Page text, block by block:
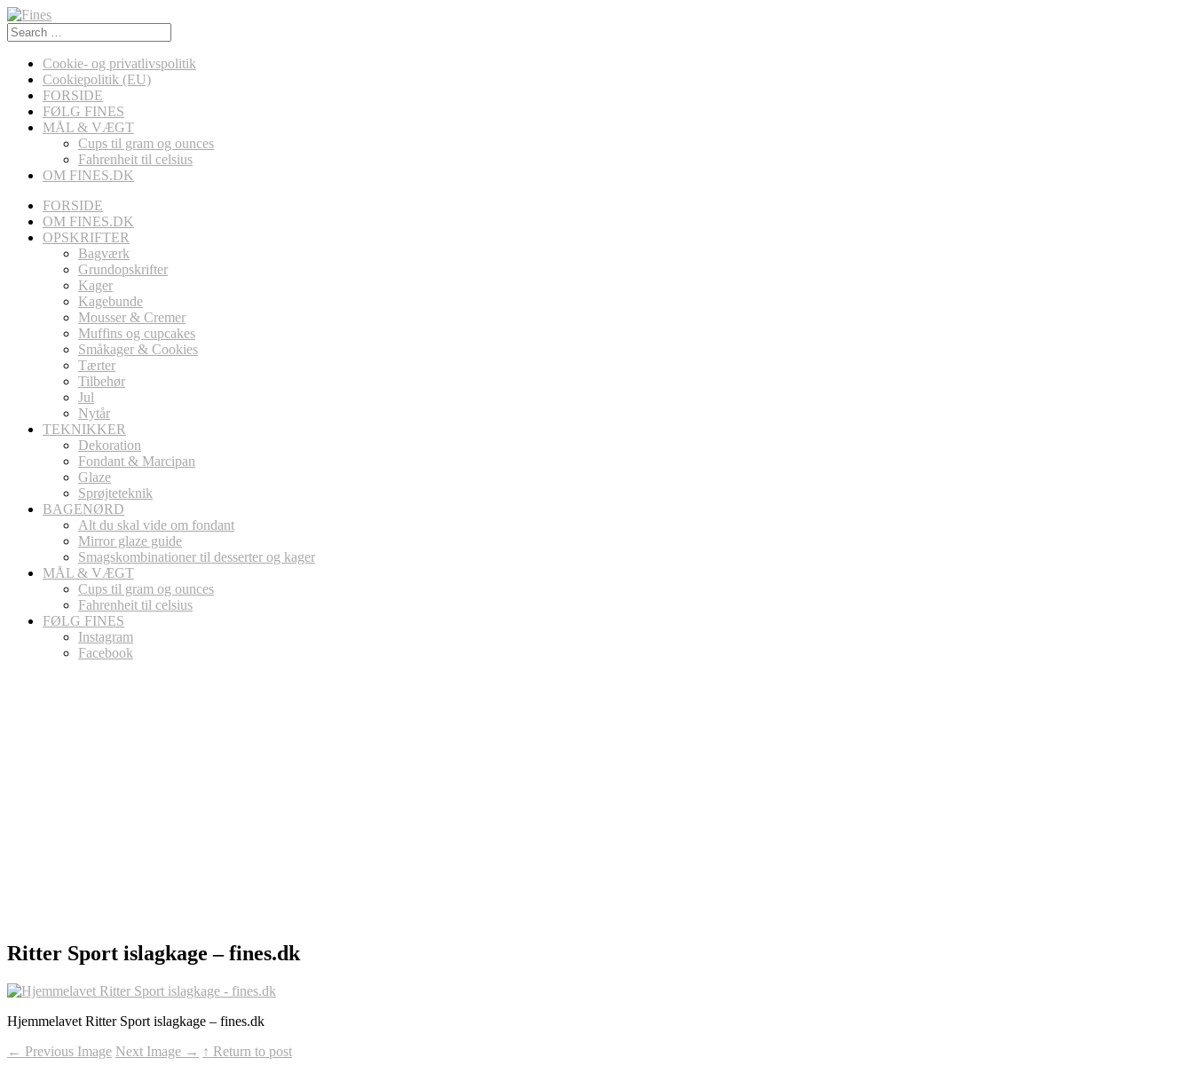
Search
for:
Cookie- og privatlivspolitik
Cookiepolitik (EU)
FORSIDE
FØLG FINES
MÅL & VÆGT
Cups til gram og ounces
Fahrenheit til celsius
OM FINES.DK
FORSIDE
OM FINES.DK
OPSKRIFTER
Bagværk
Grundopskrifter
Kager
Kagebunde
Mousser & Cremer
Muffins og cupcakes
Småkager & Cookies
Tærter
Tilbehør
Jul
Nytår
TEKNIKKER
Dekoration
Fondant & Marcipan
Glaze
Sprøjteteknik
BAGENØRD
Alt du skal vide om fondant
Mirror glaze guide
Smagskombinationer til desserter og kager
MÅL & VÆGT
Cups til gram og ounces
Fahrenheit til celsius
FØLG FINES
Instagram
Facebook
Ritter Sport islagkage – fines.dk
Hjemmelavet Ritter Sport islagkage – fines.dk
← Previous Image Next Image → ↑ Return to post